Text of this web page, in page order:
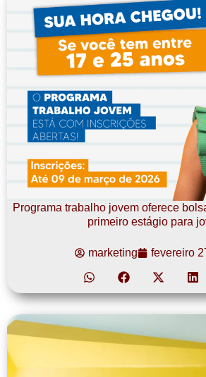
Programa trabalho jovem oferece
primeiro estágio para
marketing fevereiro